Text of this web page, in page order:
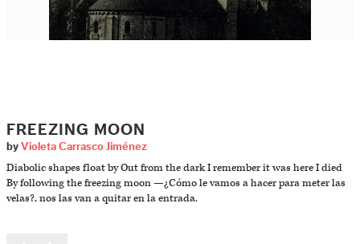
FREEZING MOON
by Violeta Carrasco Jiménez
Diabolic shapes float by Out from the dark I remember it was here I died
By following the freezing moon —¿Cómo le vamos a hacer para meter las
velas?, nos las van a quitar en la entrada.